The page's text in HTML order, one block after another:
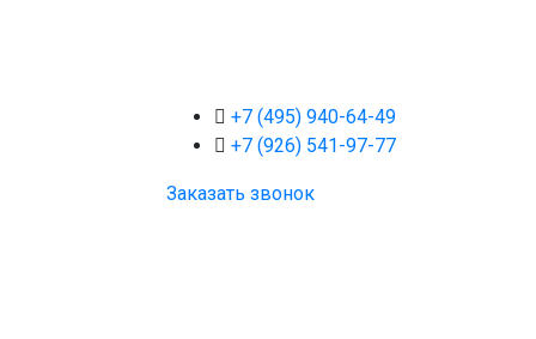
+7 (495) 940-64-49
+7 (926) 541-97-77
Заказать звонок